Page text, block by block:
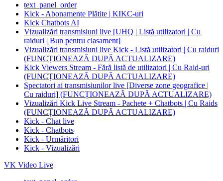
text_panel_order
Kick - Abonamente Plătite | KIKC-uri
Kick Chatbots AI
Vizualizări transmisiuni live [UHQ | Listă utilizatori | Cu
raiduri | Bun pentru clasament]
Vizualizări transmisiuni live Kick - Listă utilizatori | Cu raiduri
(FUNCȚIONEAZĂ DUPĂ ACTUALIZARE)
Kick Viewers Stream - Fără listă de utilizatori | Cu Raid-uri
(FUNCȚIONEAZĂ DUPĂ ACTUALIZARE)
Spectatori ai transmisiunilor live [Diverse zone geografice |
Cu raiduri] (FUNCȚIONEAZĂ DUPĂ ACTUALIZARE)
Vizualizări Kick Live Stream - Pachete + Chatbots | Cu Raids
(FUNCȚIONEAZĂ DUPĂ ACTUALIZARE)
Kick - Chat live
Kick - Chatbots
Kick - Urmăritori
Kick - Vizualizări
VK Video Live